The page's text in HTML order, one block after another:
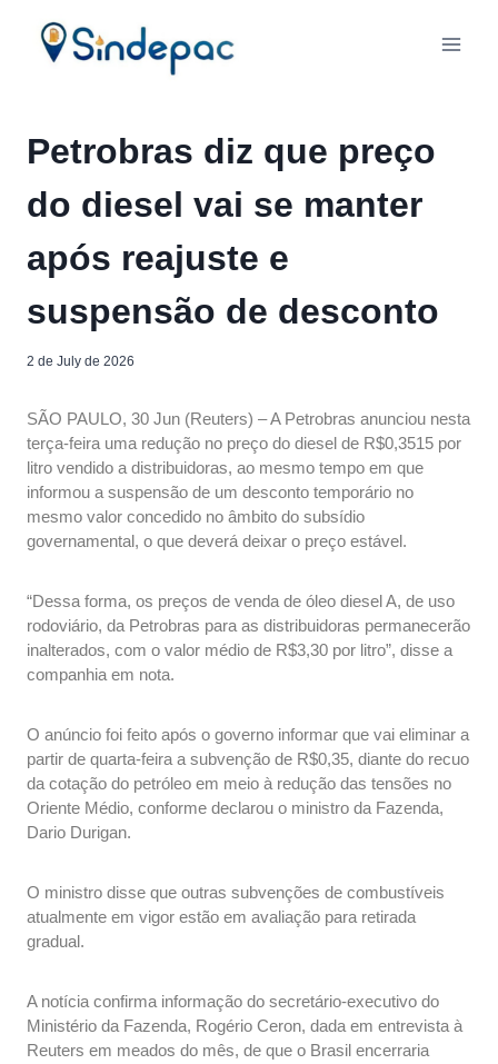
Petrobras diz que preço
do diesel vai se manter
após reajuste e
suspensão de desconto
2 de July de 2026
SÃO PAULO, 30 Jun (Reuters) – A Petrobras anunciou nesta
terça-feira uma redução no preço do diesel de R$0,3515 por
litro vendido a distribuidoras, ao mesmo tempo em que
informou a suspensão de um desconto temporário no
mesmo valor concedido no âmbito do subsídio
governamental, o que deverá deixar o preço estável.
“Dessa forma, os preços de venda de óleo diesel A, de uso
rodoviário, da Petrobras para as distribuidoras permanecerão
inalterados, com o valor médio de R$3,30 por litro”, disse a
companhia em nota.
O anúncio foi feito após o governo informar que vai eliminar a
partir de quarta-feira a subvenção de R$0,35, diante do recuo
da cotação do petróleo em meio à redução das tensões no
Oriente Médio, conforme declarou o ministro da Fazenda,
Dario Durigan.
O ministro disse que outras subvenções de combustíveis
atualmente em vigor estão em avaliação para retirada
gradual.
A notícia confirma informação do secretário-executivo do
Ministério da Fazenda, Rogério Ceron, dada em entrevista à
Reuters em meados do mês, de que o Brasil encerraria